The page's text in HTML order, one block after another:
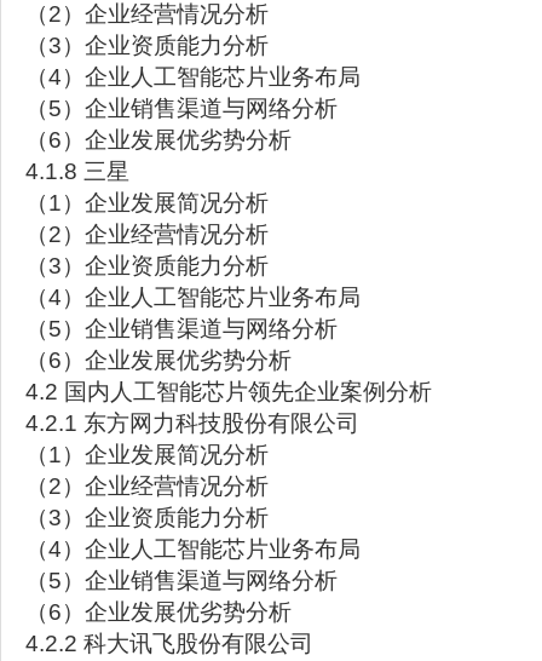
（2）企业经营情况分析
（3）企业资质能力分析
（4）企业人工智能芯片业务布局
（5）企业销售渠道与网络分析
（6）企业发展优劣势分析
4.1.8 三星
（1）企业发展简况分析
（2）企业经营情况分析
（3）企业资质能力分析
（4）企业人工智能芯片业务布局
（5）企业销售渠道与网络分析
（6）企业发展优劣势分析
4.2 国内人工智能芯片领先企业案例分析
4.2.1 东方网力科技股份有限公司
（1）企业发展简况分析
（2）企业经营情况分析
（3）企业资质能力分析
（4）企业人工智能芯片业务布局
（5）企业销售渠道与网络分析
（6）企业发展优劣势分析
4.2.2 科大讯飞股份有限公司